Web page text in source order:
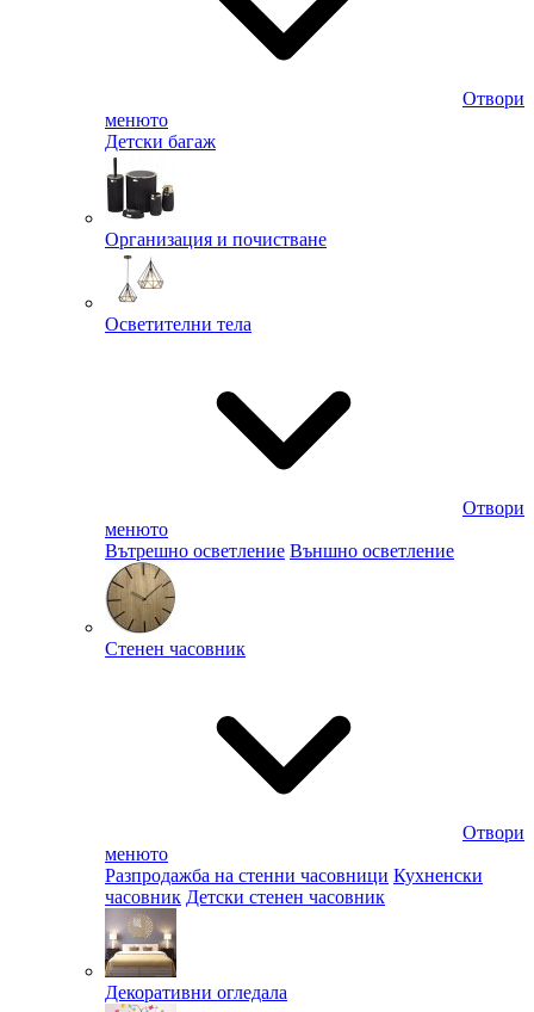
Отвори
менюто
Детски багаж
Организация и почистване
Осветителни тела
Отвори
менюто
Вътрешно осветление Външно осветление
Стенен часовник
Отвори
менюто
Разпродажба на стенни часовници Кухненски
часовник Детски стенен часовник
Декоративни огледала